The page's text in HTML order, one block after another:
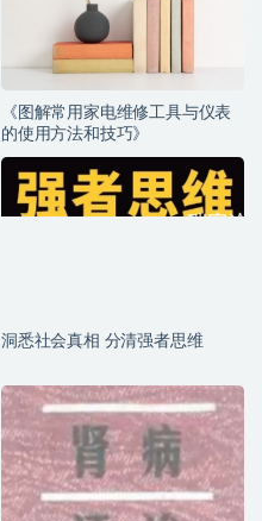
《图解常用家电维修工具与仪表
的使用方法和技巧》
洞悉社会真相 分清强者思维